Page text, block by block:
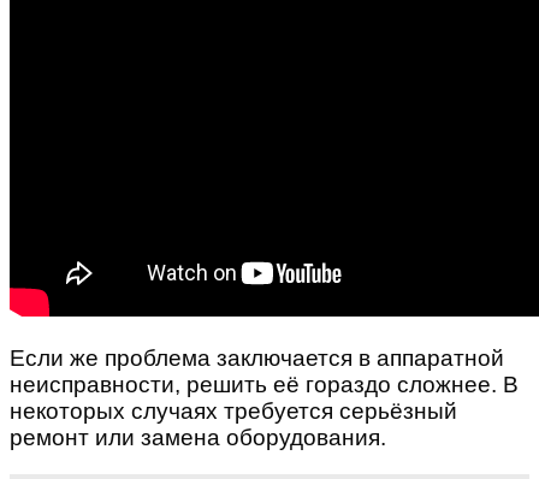
Если же проблема заключается в аппаратной
неисправности, решить её гораздо сложнее. В
некоторых случаях требуется серьёзный
ремонт или замена оборудования.